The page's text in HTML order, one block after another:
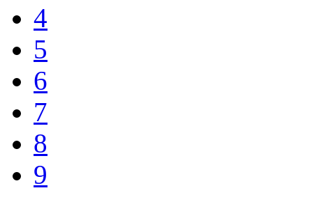
4
5
6
7
8
9